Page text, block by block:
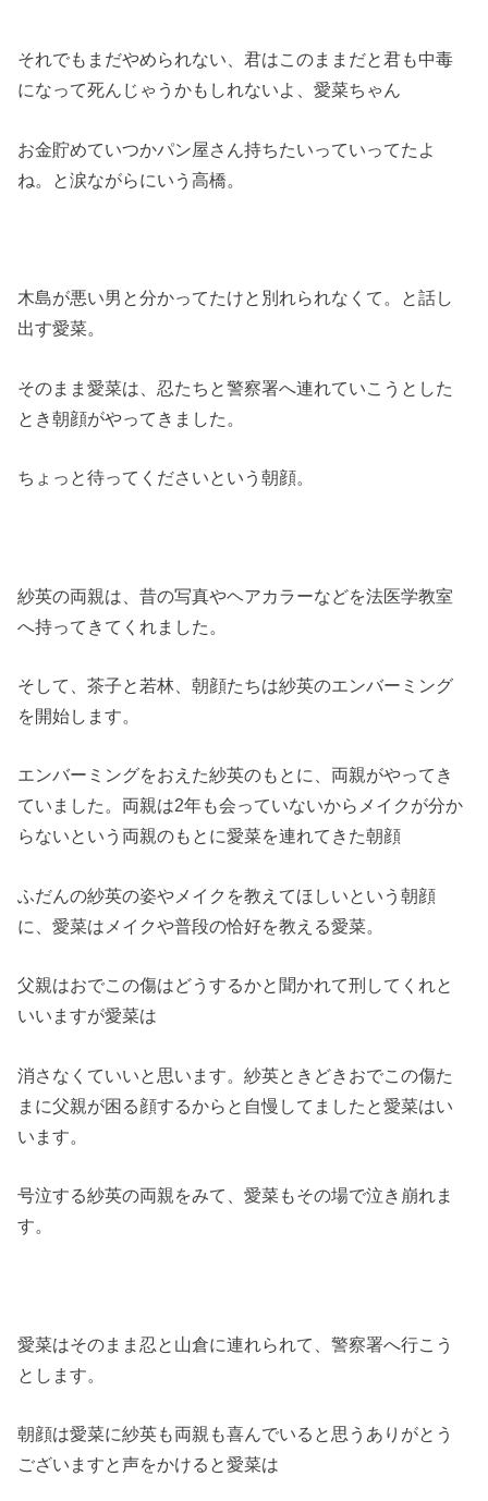
それでもまだやめられない、君はこのままだと君も中毒
になって死んじゃうかもしれないよ、愛菜ちゃん
お金貯めていつかパン屋さん持ちたいっていってたよ
ね。と涙ながらにいう高橋。
木島が悪い男と分かってたけと別れられなくて。と話し
出す愛菜。
そのまま愛菜は、忍たちと警察署へ連れていこうとした
とき朝顔がやってきました。
ちょっと待ってくださいという朝顔。
紗英の両親は、昔の写真やヘアカラーなどを法医学教室
へ持ってきてくれました。
そして、茶子と若林、朝顔たちは紗英のエンバーミング
を開始します。
エンバーミングをおえた紗英のもとに、両親がやってき
ていました。両親は2年も会っていないからメイクが分か
らないという両親のもとに愛菜を連れてきた朝顔
ふだんの紗英の姿やメイクを教えてほしいという朝顔
に、愛菜はメイクや普段の恰好を教える愛菜。
父親はおでこの傷はどうするかと聞かれて刑してくれと
いいますが愛菜は
消さなくていいと思います。紗英ときどきおでこの傷た
まに父親が困る顔するからと自慢してましたと愛菜はい
います。
号泣する紗英の両親をみて、愛菜もその場で泣き崩れま
す。
愛菜はそのまま忍と山倉に連れられて、警察署へ行こう
とします。
朝顔は愛菜に紗英も両親も喜んでいると思うありがとう
ございますと声をかけると愛菜は